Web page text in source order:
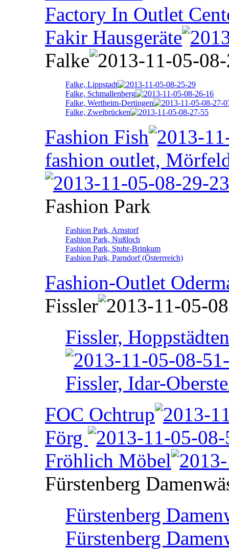
Factory In Outlet
Fakir Hausgeräte
Falke
Falke, Lippstadt
Falke, Schmallenberg
Falke, Wertheim-Dertingen
Falke, Zweibrücken
Fashion Fish
fashion outlet,
Fashion Park
Fashion Park, Arnstorf
Fashion Park, Nußloch
Fashion Park, Stuhr-Brinkum
Fashion Park, Parndorf (Österrreich)
Fashion-Outlet
Fissler
Fissler,
Fissler, Idar-
FOC Ochtrup
Förg
Fröhlich Möbel
Fürstenberg
Fürstenberg
Fürstenberg